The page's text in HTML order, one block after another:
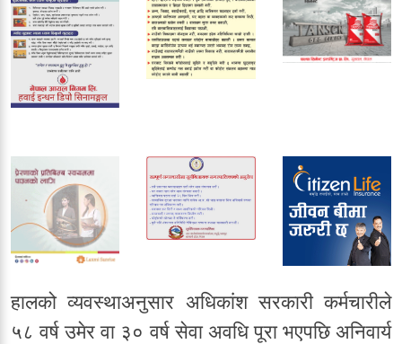
हालको व्यवस्थाअनुसार अधिकांश सरकारी कर्मचारीले
५८ वर्ष उमेर वा ३० वर्ष सेवा अवधि पूरा भएपछि अनिवार्य